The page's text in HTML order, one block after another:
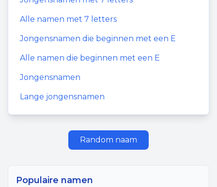
Alle namen met 7 letters
Jongensnamen die beginnen met een E
Alle namen die beginnen met een E
Jongensnamen
Lange jongensnamen
Random naam
Populaire namen